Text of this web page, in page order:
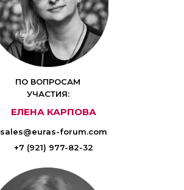
ПО ВОПРОСАМ
УЧАСТИЯ:
sales@euras-forum.com
+7 (921) 977-82-32
ЕЛЕНА КАРПОВА